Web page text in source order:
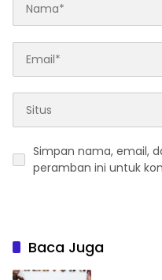
Simpan nama, email,
peramban ini untuk
Baca Juga